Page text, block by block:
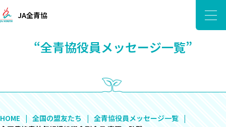
JA全青協
“全青協役員メッセージ一覧”
HOME 全国の盟友たち
全青協役員メッセージ一覧